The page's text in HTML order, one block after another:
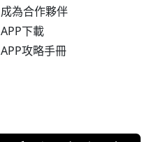
成為合作夥伴
APP下載
APP攻略手冊